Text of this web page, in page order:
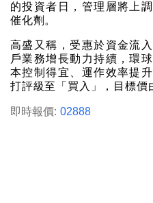
的投資者日，管理層將上
催化劑。
高盛又稱，受惠於資金流
戶業務增長動力持續，環
本控制得宜、運作效率提
打評級至「買入」，目標價
即時報價: 02888